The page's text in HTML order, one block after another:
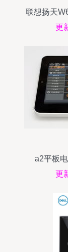
联想扬天
更
a2平板
更